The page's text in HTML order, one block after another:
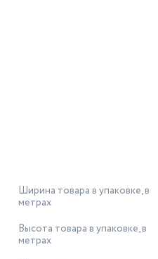
Ширина товара в упаковке, в
метрах
Высота товара в упаковке, в
метрах